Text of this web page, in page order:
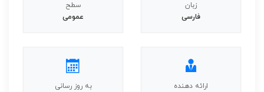
زبان
فارسی
سطح
عمومی
ارائه دهنده
به روز رسانی